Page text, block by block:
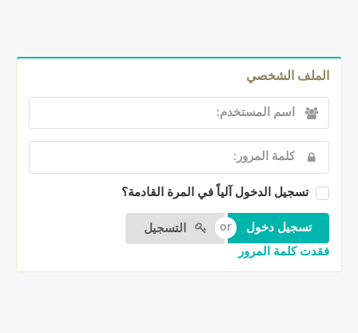
الملف الشخصي
تسجيل الدخول آلياً في المرة القادمة؟
التسجيل
فقدت كلمة المرور